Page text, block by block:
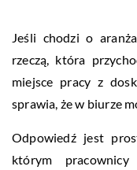
Jeśli chodzi o
rzeczą, która
miejsce pracy z
sprawia, że w biurze
Odpowiedź jest
którym